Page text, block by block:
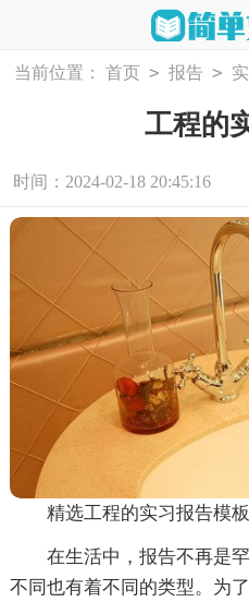
当前位置： 首页 > 报告 >
工程的
时间：2024-02-18 20:45:16
精选工程的实习报告模
在生活中，报告不再是
不同也有着不同的类型。为